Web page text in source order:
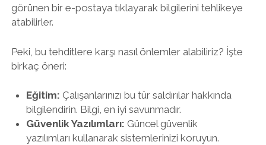
görünen bir e-postaya tıklayarak bilgilerini tehlikeye
atabilirler.
Peki, bu tehditlere karşı nasıl önlemler alabiliriz? İşte
birkaç öneri:
Eğitim: Çalışanlarınızı bu tür saldırılar hakkında
bilgilendirin. Bilgi, en iyi savunmadır.
Güvenlik Yazılımları: Güncel güvenlik
yazılımları kullanarak sistemlerinizi koruyun.